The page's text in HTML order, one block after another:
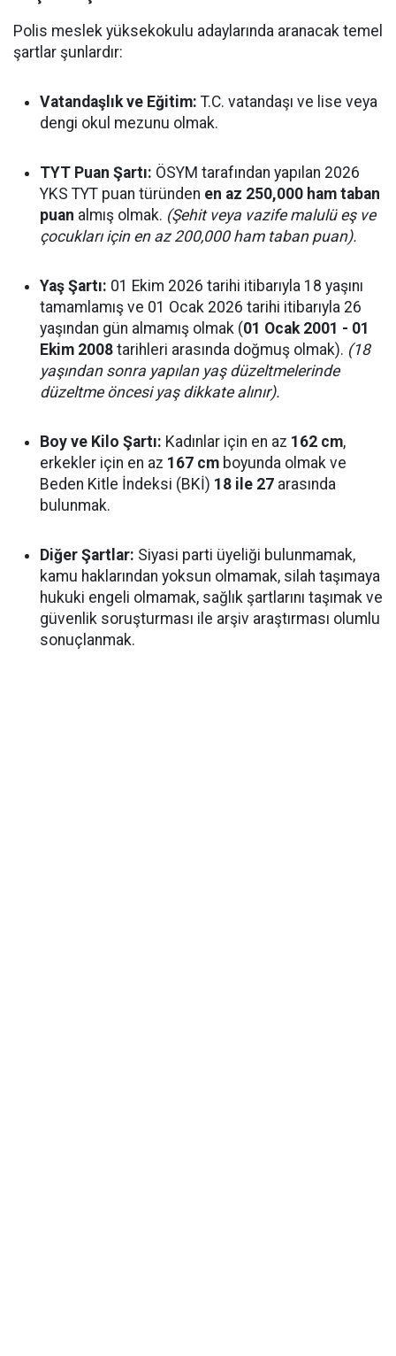
Polis meslek yüksekokulu adaylarında aranacak temel
şartlar şunlardır:
Vatandaşlık ve Eğitim: T.C. vatandaşı ve lise veya
dengi okul mezunu olmak.
TYT Puan Şartı: ÖSYM tarafından yapılan 2026
YKS TYT puan türünden en az 250,000 ham taban
puan almış olmak. (Şehit veya vazife malulü eş ve
çocukları için en az 200,000 ham taban puan).
Yaş Şartı: 01 Ekim 2026 tarihi itibarıyla 18 yaşını
tamamlamış ve 01 Ocak 2026 tarihi itibarıyla 26
yaşından gün almamış olmak (01 Ocak 2001 - 01
Ekim 2008 tarihleri arasında doğmuş olmak). (18
yaşından sonra yapılan yaş düzeltmelerinde
düzeltme öncesi yaş dikkate alınır).
Boy ve Kilo Şartı: Kadınlar için en az 162 cm,
erkekler için en az 167 cm boyunda olmak ve
Beden Kitle İndeksi (BKİ) 18 ile 27 arasında
bulunmak.
Diğer Şartlar: Siyasi parti üyeliği bulunmamak,
kamu haklarından yoksun olmamak, silah taşımaya
hukuki engeli olmamak, sağlık şartlarını taşımak ve
güvenlik soruşturması ile arşiv araştırması olumlu
sonuçlanmak.